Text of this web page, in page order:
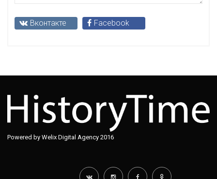
Вконтакте Facebook
Powered by Welix Digital Agency 2016